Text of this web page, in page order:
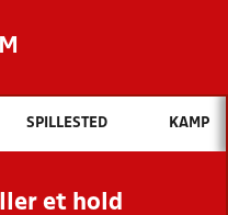
Hvad vil du søge efter?
OG NYHEDER
KLUBBER OG
SPILLESTED KAMP
et hold